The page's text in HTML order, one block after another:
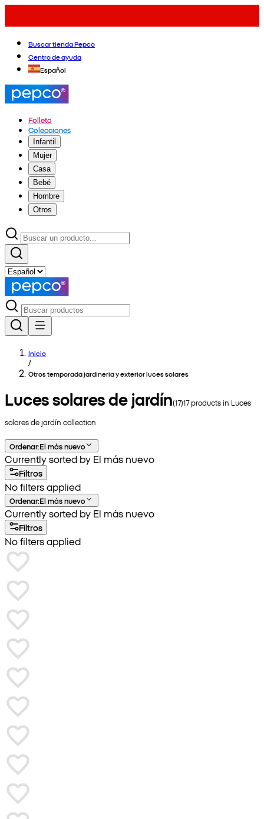
Buscar tienda Pepco
Centro de ayuda
Español
Folleto
Colecciones
Infantil
Mujer
Casa
Bebé
Hombre
Otros
Inicio
/
Otros temporada jardineria y exterior luces solares
Luces solares de jardín(17)17products in Luces
solares de jardín collection
Ordenar:El más nuevo
Currently sorted by El más nuevo
Filtros
No filters applied
Ordenar:El más nuevo
Currently sorted by El más nuevo
Filtros
No filters applied